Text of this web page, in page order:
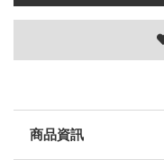
商品資訊